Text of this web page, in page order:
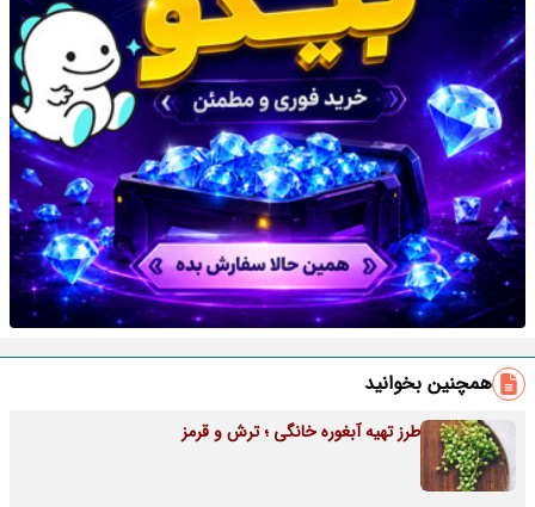
همچنین بخوانید
طرز تهیه آبغوره خانگی ؛ ترش و قرمز